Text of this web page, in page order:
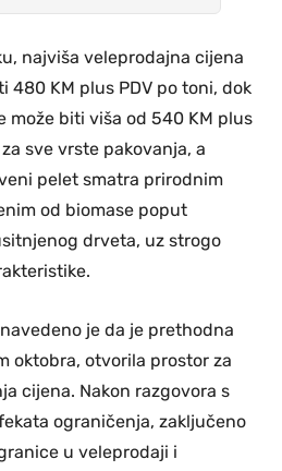
najviša veleprodajna cijena
480 KM plus PDV po toni, dok
može biti viša od 540 KM plus
sve vrste pakovanja, a
pelet smatra prirodnim
od biomase poput
drveta, uz strogo
je da je prethodna
oktobra, otvorila prostor za
cijena. Nakon razgovora s
ograničenja, zaključeno
u veleprodaji i